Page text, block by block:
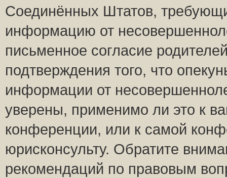
Соединённых Штатов,
информацию от
письменное согласие
подтверждения того, что
информации от
уверены, применимо ли это к
конференции, или к самой
юрисконсульту. Обратите
рекомендаций по правовым